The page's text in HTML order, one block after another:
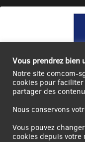
Ce site internet a été
connecter|Se
déconnecter
compte
Vous prendrez bien
Notre site comcom-
cookies pour
partager des
Nous conservons
Vous pouvez
cookies depuis votre